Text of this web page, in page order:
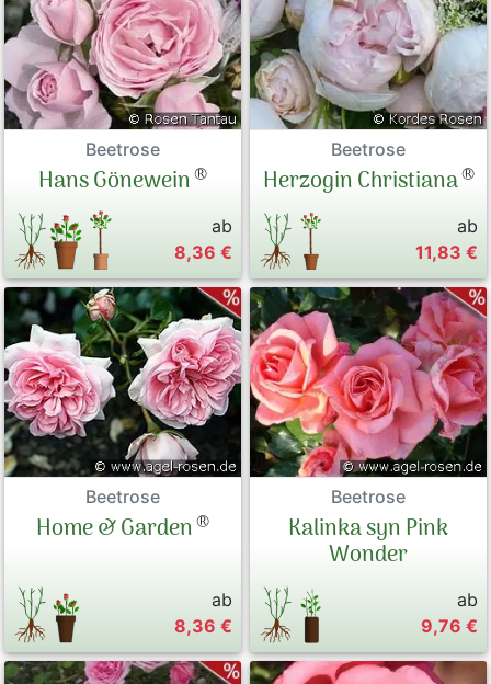
Beetrose
Hans Gönewein®
ab
8,36 €
Beetrose
Herzogin Christiana®
ab
11,83 €
Beetrose
Home & Garden®
ab
8,36 €
Beetrose
Kalinka syn Pink
Wonder
ab
9,76 €